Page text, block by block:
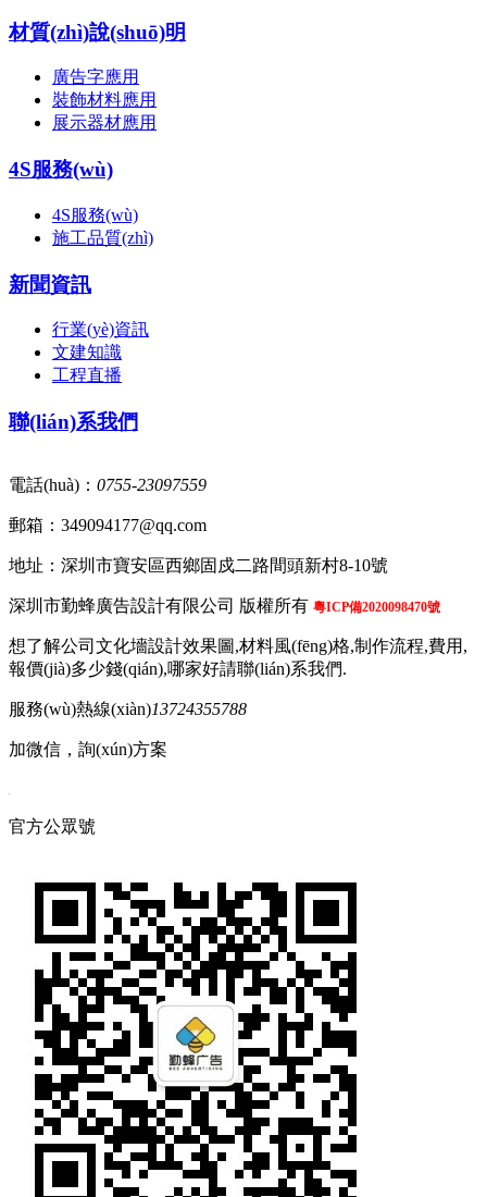
材質(zhì)說(shuō)明
廣告字應用
裝飾材料應用
展示器材應用
4S服務(wù)
4S服務(wù)
施工品質(zhì)
新聞資訊
行業(yè)資訊
文建知識
工程直播
聯(lián)系我們
電話(huà)： 0755-23097559
郵箱：349094177@qq.com
地址：深圳市寶安區西鄉固戍二路間頭新村8-10號
深圳市勤蜂廣告設計有限公司 版權所有 粵ICP備2020098470號
想了解公司文化墻設計效果圖,材料風(fēng)格,制作流程,費用,
報價(jià)多少錢(qián),哪家好請聯(lián)系我們.
服務(wù)熱線(xiàn)13724355788
加微信，詢(xún)方案
官方公眾號